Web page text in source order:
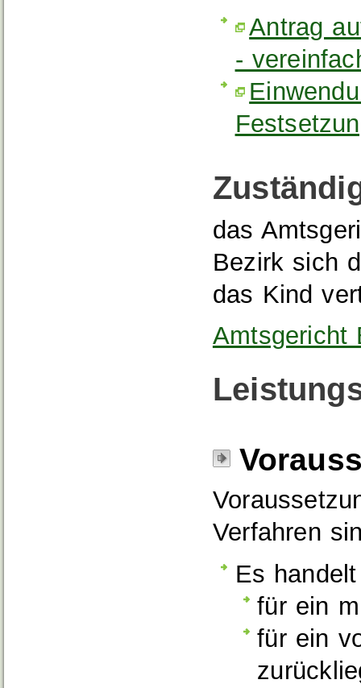
Antrag
-
das
Bezirk sich
das Kind
Amtsgericht
Verfahren
Es
für ein
für ein